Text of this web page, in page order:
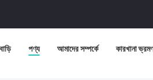
বাড়ি পণ্য আমাদের সম্পর্কে কারখানা ভ্রমণ